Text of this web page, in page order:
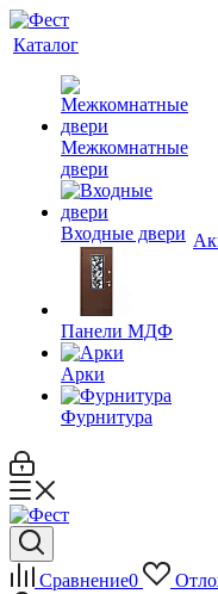
Каталог
Межкомнатные
двери
Входные двери
Панели МДФ
Арки
Фурнитура
Сравнение0